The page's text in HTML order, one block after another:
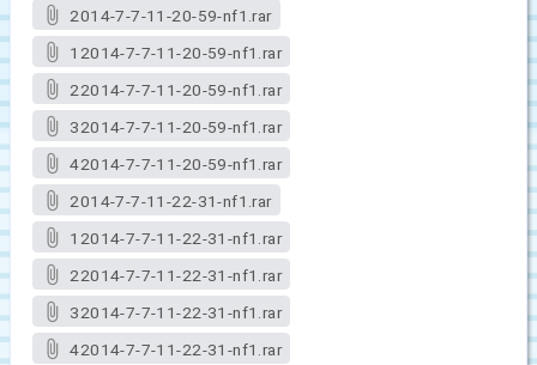
2014-7-7-11-20-59-nf1.rar
12014-7-7-11-20-59-nf1.rar
22014-7-7-11-20-59-nf1.rar
32014-7-7-11-20-59-nf1.rar
42014-7-7-11-20-59-nf1.rar
2014-7-7-11-22-31-nf1.rar
12014-7-7-11-22-31-nf1.rar
22014-7-7-11-22-31-nf1.rar
32014-7-7-11-22-31-nf1.rar
42014-7-7-11-22-31-nf1.rar